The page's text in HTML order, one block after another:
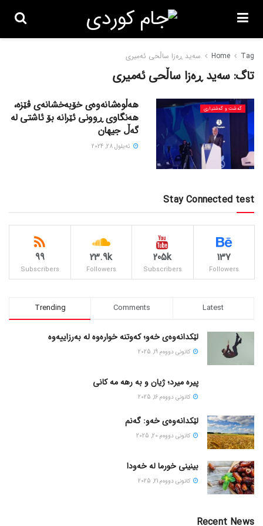
Home Tag سەید ڕەزا ساڵحی ئەمیری
تاگ: سەید ڕەزا ساڵحی ئەمیری
گه‌شت و گه‌شتیاری
هەڵوەشانەوەی خۆبەخشانەی ڤێزە،
هەنگاوی ڕوونی ئێرانە بۆ ئاشتی لە
گەڵ جیهان
ئه‌یلول 28, 2024
Stay Connected test
137
Followers
205k
Subscribers
23.9k
Followers
99
Subscribers
Trending Comments Latest
لێکدانەوەی خەو؛ کەوتنە خوارەوە لە بەرزاییەوە
كانونی دووه‌م 19, 2025
پیره میرد؛ ژیان و به رهه مه کانی
كانونی دووه‌م 16, 2025
لێکدانەوەی خەو: گەنم
كانونی دووه‌م 20, 2025
بینینی خورما لە خەودا
كانونی دووه‌م 21, 2025
Recent News